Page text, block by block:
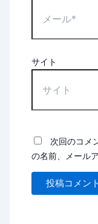
サイト
次回のコメ
の名前、メール